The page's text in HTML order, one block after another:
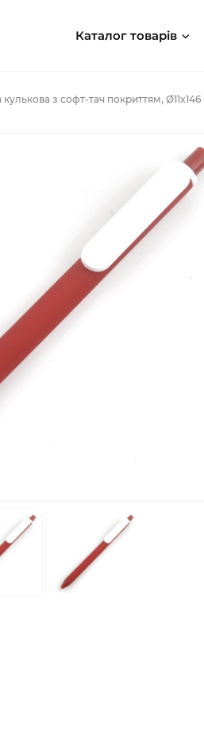
Каталог товарів
кулькова з софт-тач покриттям,